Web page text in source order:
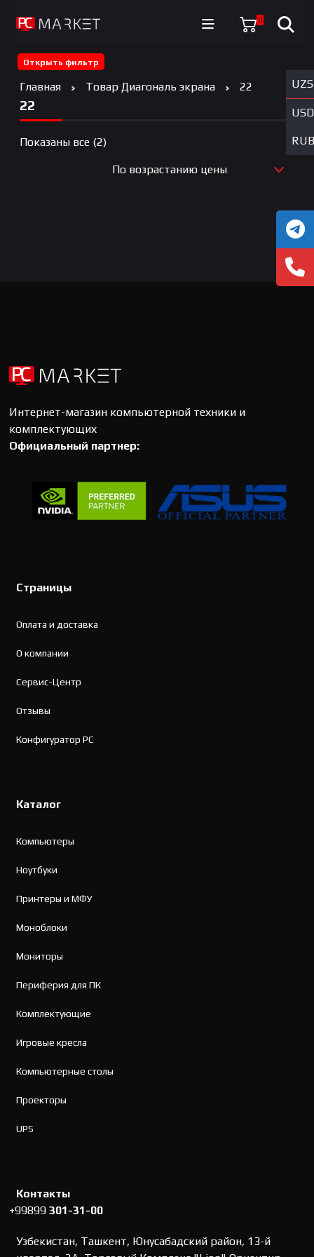
0
UZS
USD
RUB
Открыть фильтр
Главная Товар Диагональ экрана 22
22
Показаны все (2)Цены:
возрастанию
По возрастанию цены
Интернет-магазин компьютерной техники и
комплектующих
Официальный партнер:
Страницы
Оплата и доставка
О компании
Сервис-Центр
Отзывы
Конфигуратор PC
Каталог
Компьютеры
Ноутбуки
Принтеры и МФУ
Моноблоки
Мониторы
Периферия для ПК
Комплектующие
Игровые кресла
Компьютерные столы
Проекторы
UPS
Контакты
+99899301-31-00
Узбекистан, Ташкент, Юнусабадский район, 13-й